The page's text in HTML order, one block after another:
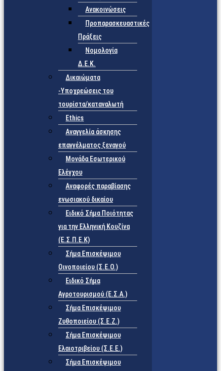
Ανακοινώσεις
Προπαρασκευαστικές
Πράξεις
Νομολογία
Δ.Ε.Κ.
Δικαιώματα
-Υποχρεώσεις του
τουρίστα/καταναλωτή
Ethics
Αναγγελία άσκησης
επαγγέλματος ξεναγού
Μονάδα Εσωτερικού
Ελέγχου
Αναφορές παραβίασης
ενωσιακού δικαίου
Ειδικό Σήμα Ποιότητας
για την Ελληνική Κουζίνα
(Ε.Σ.Π.Ε.Κ)
Σήμα Επισκέψιμου
Οινοποιείου (Σ.Ε.Ο.)
Ειδικό Σήμα
Αγροτουρισμού (Ε.Σ.Α.)
Σήμα Επισκέψιμου
Ζυθοποιείου (Σ.Ε.Ζ.)
Σήμα Επισκέψιμου
Ελαιοτριβείου (Σ.Ε.Ε.)
Σήμα Επισκέψιμου